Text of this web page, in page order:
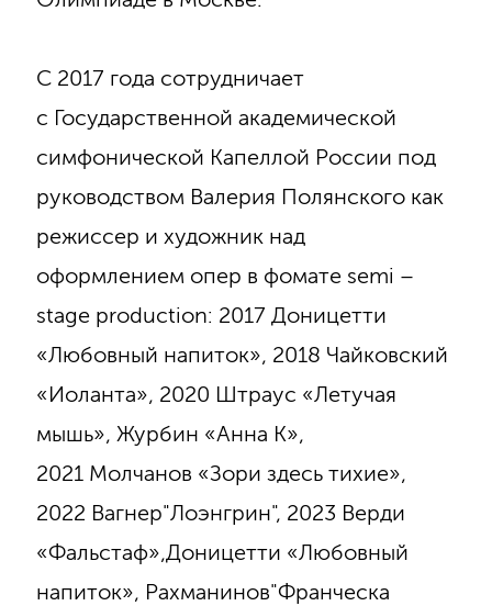
С 2017 года сотрудничает
с Государственной академической
симфонической Капеллой России под
руководством Валерия Полянского как
режиссер и художник над
оформлением опер в фомате semi –
stage production: 2017 Доницетти
«Любовный напиток», 2018 Чайковский
«Иоланта», 2020 Штраус «Летучая
мышь», Журбин «Анна К»,
2021 Молчанов «Зори здесь тихие»,
2022 Вагнер"Лоэнгрин", 2023 Верди
«Фальстаф»,Доницетти «Любовный
напиток», Рахманинов"Франческа